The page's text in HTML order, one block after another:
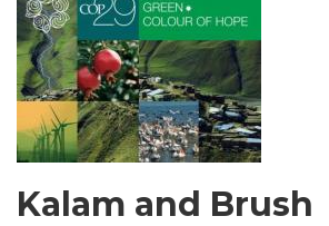
Kalam and Brush